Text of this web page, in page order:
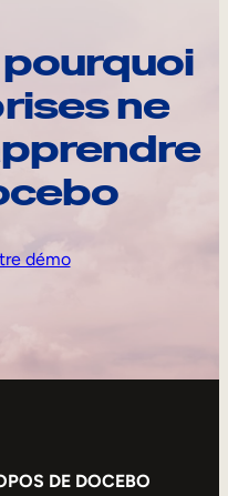
ne
démo
DE DOCEBO